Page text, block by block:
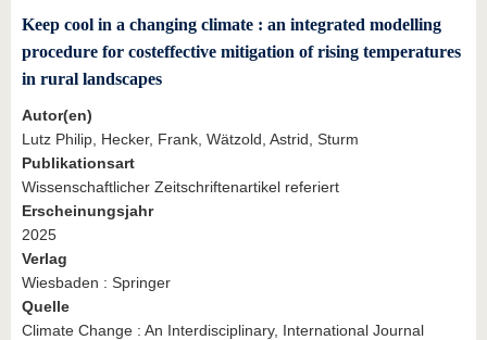
Keep cool in a changing climate : an integrated modelling
procedure for costeffective mitigation of rising temperatures
in rural landscapes
Autor(en)
Lutz Philip, Hecker, Frank, Wätzold, Astrid, Sturm
Publikationsart
Wissenschaftlicher Zeitschriftenartikel referiert
Erscheinungsjahr
2025
Verlag
Wiesbaden : Springer
Quelle
Climate Change : An Interdisciplinary, International Journal